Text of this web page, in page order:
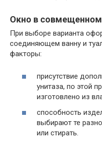
Окно в совмещенном
При выборе варианта
соединяющем ванну и
факторы:
присутствие
унитаза, по этой
изготовлено из
способность
выбирают те
или стирать.